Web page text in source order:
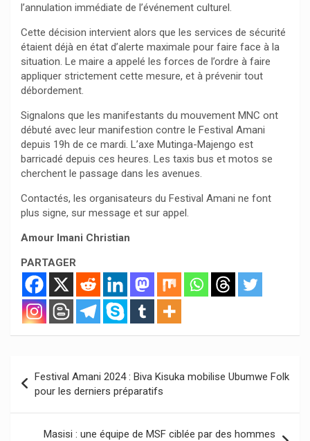
l’annulation immédiate de l’événement culturel.
Cette décision intervient alors que les services de sécurité
étaient déjà en état d’alerte maximale pour faire face à la
situation. Le maire a appelé les forces de l’ordre à faire
appliquer strictement cette mesure, et à prévenir tout
débordement.
Signalons que les manifestants du mouvement MNC ont
débuté avec leur manifestion contre le Festival Amani
depuis 19h de ce mardi. L’axe Mutinga-Majengo est
barricadé depuis ces heures. Les taxis bus et motos se
cherchent le passage dans les avenues.
Contactés, les organisateurs du Festival Amani ne font
plus signe, sur message et sur appel.
Amour Imani Christian
PARTAGER
de
l’article
Festival Amani 2024 : Biva Kisuka mobilise Ubumwe Folk
pour les derniers préparatifs
Masisi : une équipe de MSF ciblée par des hommes